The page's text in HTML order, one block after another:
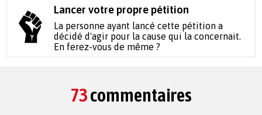
Lancer votre propre pétition
La personne ayant lancé cette pétition a
décidé d'agir pour la cause qui la concernait.
En ferez-vous de même ?
73commentaires